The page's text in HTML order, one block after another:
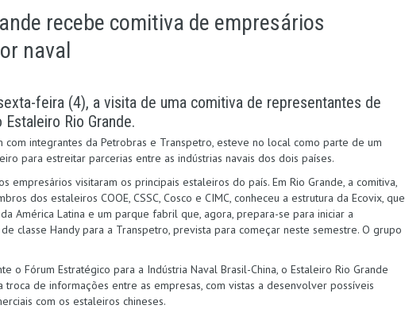
recebe comitiva de empresários
naval
feira (4), a visita de uma comitiva de representantes de
Rio Grande.
com integrantes da Petrobras e Transpetro, esteve no local como parte de um
para estreitar parcerias entre as indústrias navais dos dois países.
empresários visitaram os principais estaleiros do país. Em Rio Grande, a comitiva,
dos estaleiros COOE, CSSC, Cosco e CIMC, conheceu a estrutura da Ecovix, que
América Latina e um parque fabril que, agora, prepara-se para iniciar a
classe Handy para a Transpetro, prevista para começar neste semestre. O grupo
o Fórum Estratégico para a Indústria Naval Brasil-China, o Estaleiro Rio Grande
troca de informações entre as empresas, com vistas a desenvolver possíveis
com os estaleiros chineses.